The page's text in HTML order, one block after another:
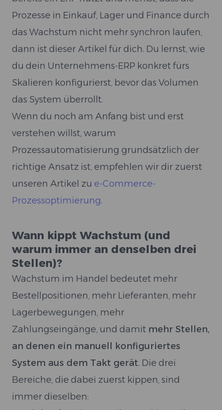
Prozesse in Einkauf, Lager und Finance durch
das Wachstum nicht mehr synchron laufen,
dann ist dieser Artikel für dich. Du lernst, wie
du dein Unternehmens-ERP konkret fürs
Skalieren konfigurierst, bevor das Volumen
das System überrollt.
Wenn du noch am Anfang bist und erst
verstehen willst, warum
Prozessautomatisierung grundsätzlich der
richtige Ansatz ist, empfehlen wir dir zuerst
unseren Artikel zu e-Commerce-
Prozessoptimierung.
Wann kippt Wachstum (und
warum immer an denselben drei
Stellen)?
Wachstum im Handel bedeutet mehr
Bestellpositionen, mehr Lieferanten, mehr
Lagerbewegungen, mehr
Zahlungseingänge, und damit mehr Stellen,
an denen ein manuell konfiguriertes
System aus dem Takt gerät. Die drei
Bereiche, die dabei zuerst kippen, sind
immer dieselben: